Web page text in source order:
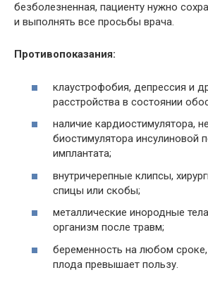
безболезненная, пациенту нужно
и выполнять все просьбы врача.
Противопоказания:
клаустрофобия, депрессия и
расстройства в состоянии
наличие кардиостимулятора,
биостимулятора инсулиновой
имплантата;
внутричерепные клипсы,
спицы или скобы;
металлические инородные
организм после травм;
беременность на любом
плода превышает пользу.